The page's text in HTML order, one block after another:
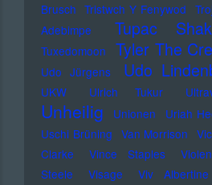
Brusch Tristwch Y Fenywod
Adebimpe
Tupac
Tuxedomoon Tyler The
Udo Jürgens
Udo
UKW Ulrich Tukur
Unheilig Unionen Uriah
Uschi Brüning Van Morrison
Clarke
Vince Staples
Steele
Visage Viv Albertine